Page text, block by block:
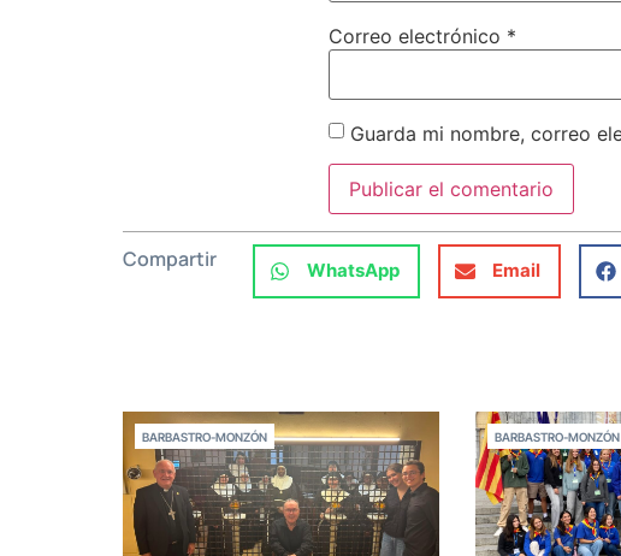
Correo electrónico *
Guarda mi nombre, correo
Compartir WhatsApp Email
BARBASTRO-MONZÓN BARBASTRO-MONZÓN